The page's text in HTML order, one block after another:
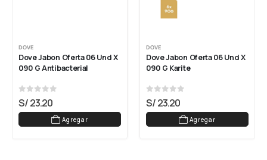
DOVE
Dove Jabon Oferta 06 Und X
090 G Antibacterial
0 out of 5
S/23.20
Agregar
DOVE
Dove Jabon Oferta 06 Und X
090 G Karite
0 out of 5
S/23.20
Agregar